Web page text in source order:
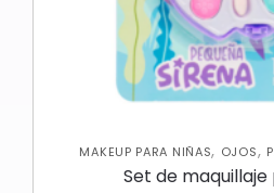
MAKEUP PARA NIÑAS, OJOS,
Set de maquillaje